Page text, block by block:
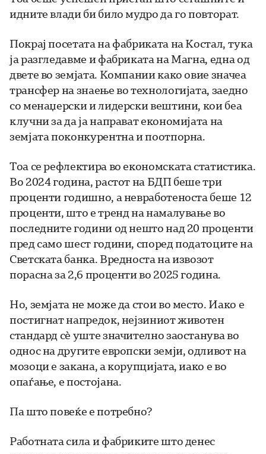
идните влади би било мудро да го повторат.
Покрај посетата на фабриката на Костал, тука
ја разгледавме и фабриката на Магна, една од
двете во земјата. Компании како овие значеа
трансфер на знаење во технологијата, заедно
со менаџерски и лидерски вештини, кои беа
клучни за да ја направат економијата на
земјата поконкурентна и поотпорна.
Тоа се рефлектира во економската статистика.
Во 2024 година, растот на БДП беше три
проценти годишно, а невработеноста беше 12
проценти, што е тренд на намалување во
последните години од нешто над 20 проценти
пред само шест години, според податоците на
Светската банка. Вредноста на извозот
порасна за 2,6 проценти во 2025 година.
Но, земјата не може да стои во место. Иако е
постигнат напредок, нејзиниот животен
стандард сè уште значително заостанува во
однос на другите европски земји, одливот на
мозоци е закана, а корупцијата, иако е во
опаѓање, е постојана.
Па што повеќе е потребно?
Работната сила и фабриките што денес